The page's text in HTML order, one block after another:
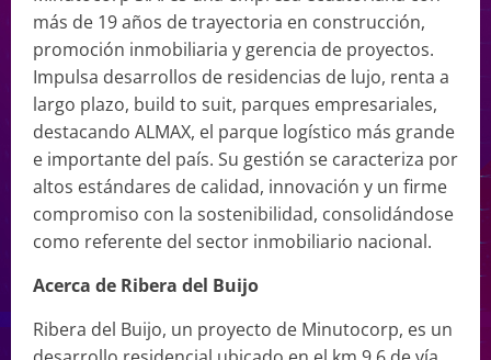
más de 19 años de trayectoria en construcción,
promoción inmobiliaria y gerencia de proyectos.
Impulsa desarrollos de residencias de lujo, renta a
largo plazo, build to suit, parques empresariales,
destacando ALMAX, el parque logístico más grande
e importante del país. Su gestión se caracteriza por
altos estándares de calidad, innovación y un firme
compromiso con la sostenibilidad, consolidándose
como referente del sector inmobiliario nacional.
Acerca de Ribera del Buijo
Ribera del Buijo, un proyecto de Minutocorp, es un